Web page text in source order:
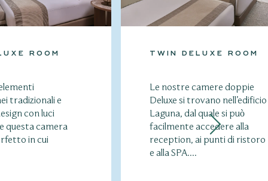
ROOM
tradizionali e
con luci
questa camera
in cui
TWIN DELUXE ROOM
Le nostre camere doppie
Deluxe si trovano nell’edificio
Laguna, dal quale si può
facilmente accedere alla
reception, ai punti di ristoro
e alla SPA....